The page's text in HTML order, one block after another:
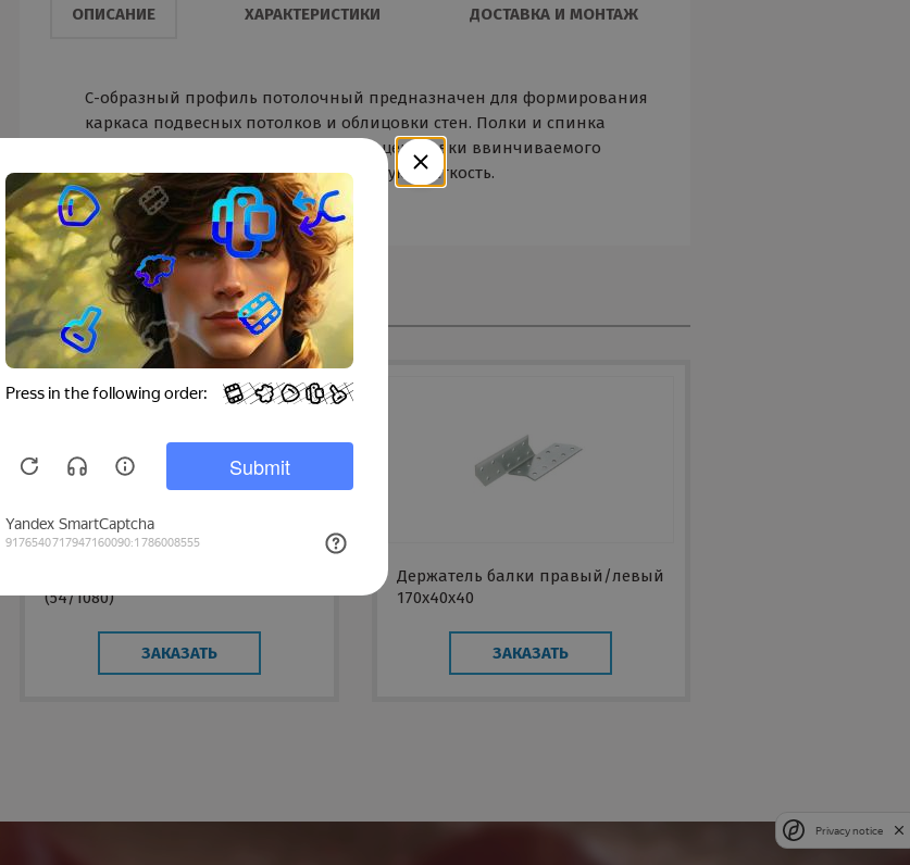
ОПИСАНИЕ ХАРАКТЕРИСТИКИ ДОСТАВКА И МОНТАЖ
С-образный профиль потолочный предназначен для формирования
каркаса подвесных потолков и облицовки стен. Полки и спинка
профиля имеют по три канавки для центровки ввинчиваемого
шурупа и предают ему дополнительную жесткость.
Смотрите также
(54/1080)
ЗАКАЗАТЬ
Держатель балки правый/левый
170х40х40
ЗАКАЗАТЬ
Privacy notice